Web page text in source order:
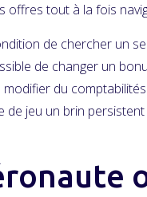
tout à la fois
de chercher un
de changer un
du
jeu un brin